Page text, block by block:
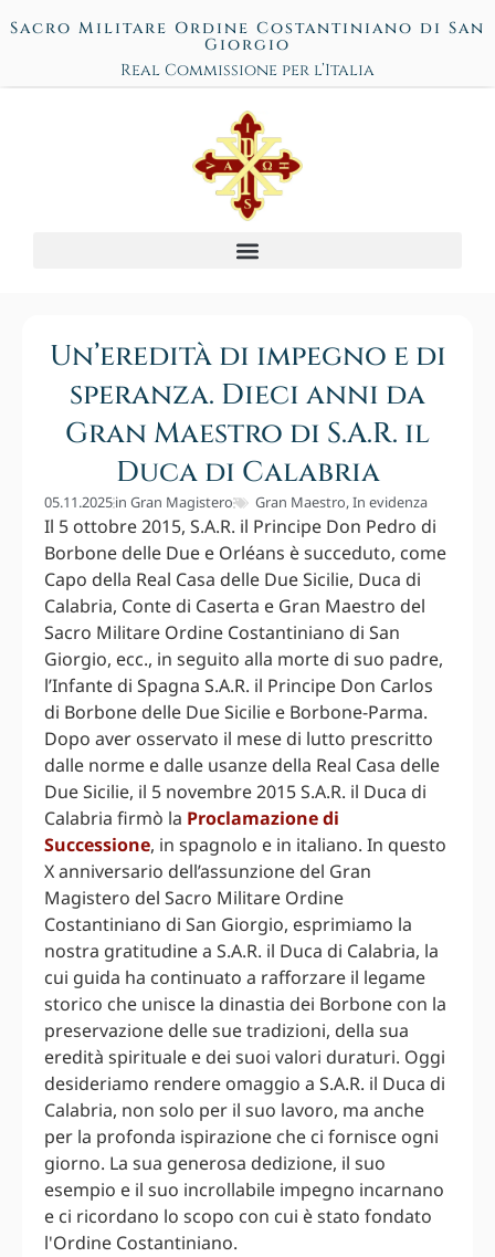
Sacro Militare Ordine Costantiniano di San
Giorgio
Real Commissione per l’Italia
Un’eredità di impegno e di
speranza. Dieci anni da
Gran Maestro di S.A.R. il
Duca di Calabria
05.11.2025in Gran Magistero Gran Maestro,In evidenza
Il 5 ottobre 2015, S.A.R. il Principe Don Pedro di
Borbone delle Due e Orléans è succeduto, come
Capo della Real Casa delle Due Sicilie, Duca di
Calabria, Conte di Caserta e Gran Maestro del
Sacro Militare Ordine Costantiniano di San
Giorgio, ecc., in seguito alla morte di suo padre,
l’Infante di Spagna S.A.R. il Principe Don Carlos
di Borbone delle Due Sicilie e Borbone-Parma.
Dopo aver osservato il mese di lutto prescritto
dalle norme e dalle usanze della Real Casa delle
Due Sicilie, il 5 novembre 2015 S.A.R. il Duca di
Calabria firmò la Proclamazione di
Successione, in spagnolo e in italiano. In questo
X anniversario dell’assunzione del Gran
Magistero del Sacro Militare Ordine
Costantiniano di San Giorgio, esprimiamo la
nostra gratitudine a S.A.R. il Duca di Calabria, la
cui guida ha continuato a rafforzare il legame
storico che unisce la dinastia dei Borbone con la
preservazione delle sue tradizioni, della sua
eredità spirituale e dei suoi valori duraturi. Oggi
desideriamo rendere omaggio a S.A.R. il Duca di
Calabria, non solo per il suo lavoro, ma anche
per la profonda ispirazione che ci fornisce ogni
giorno. La sua generosa dedizione, il suo
esempio e il suo incrollabile impegno incarnano
e ci ricordano lo scopo con cui è stato fondato
l'Ordine Costantiniano.